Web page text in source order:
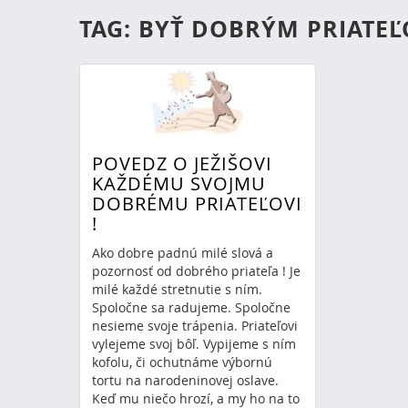
TAG: BYŤ DOBRÝM
POVEDZ O JEŽIŠOVI
KAŽDÉMU SVOJMU
DOBRÉMU PRIATEĽOVI
!
Ako dobre padnú milé slová a
pozornosť od dobrého priateľa ! Je
milé každé stretnutie s ním.
Spoločne sa radujeme. Spoločne
nesieme svoje trápenia. Priateľovi
vylejeme svoj bôľ. Vypijeme s ním
kofolu, či ochutnáme výbornú
tortu na narodeninovej oslave.
Keď mu niečo hrozí, a my ho na to